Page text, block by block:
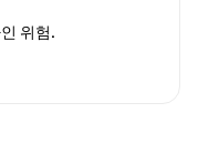
위험.